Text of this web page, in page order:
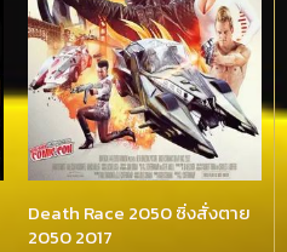
Death Race 2050 ซิ่งสั่งตาย
2050 2017